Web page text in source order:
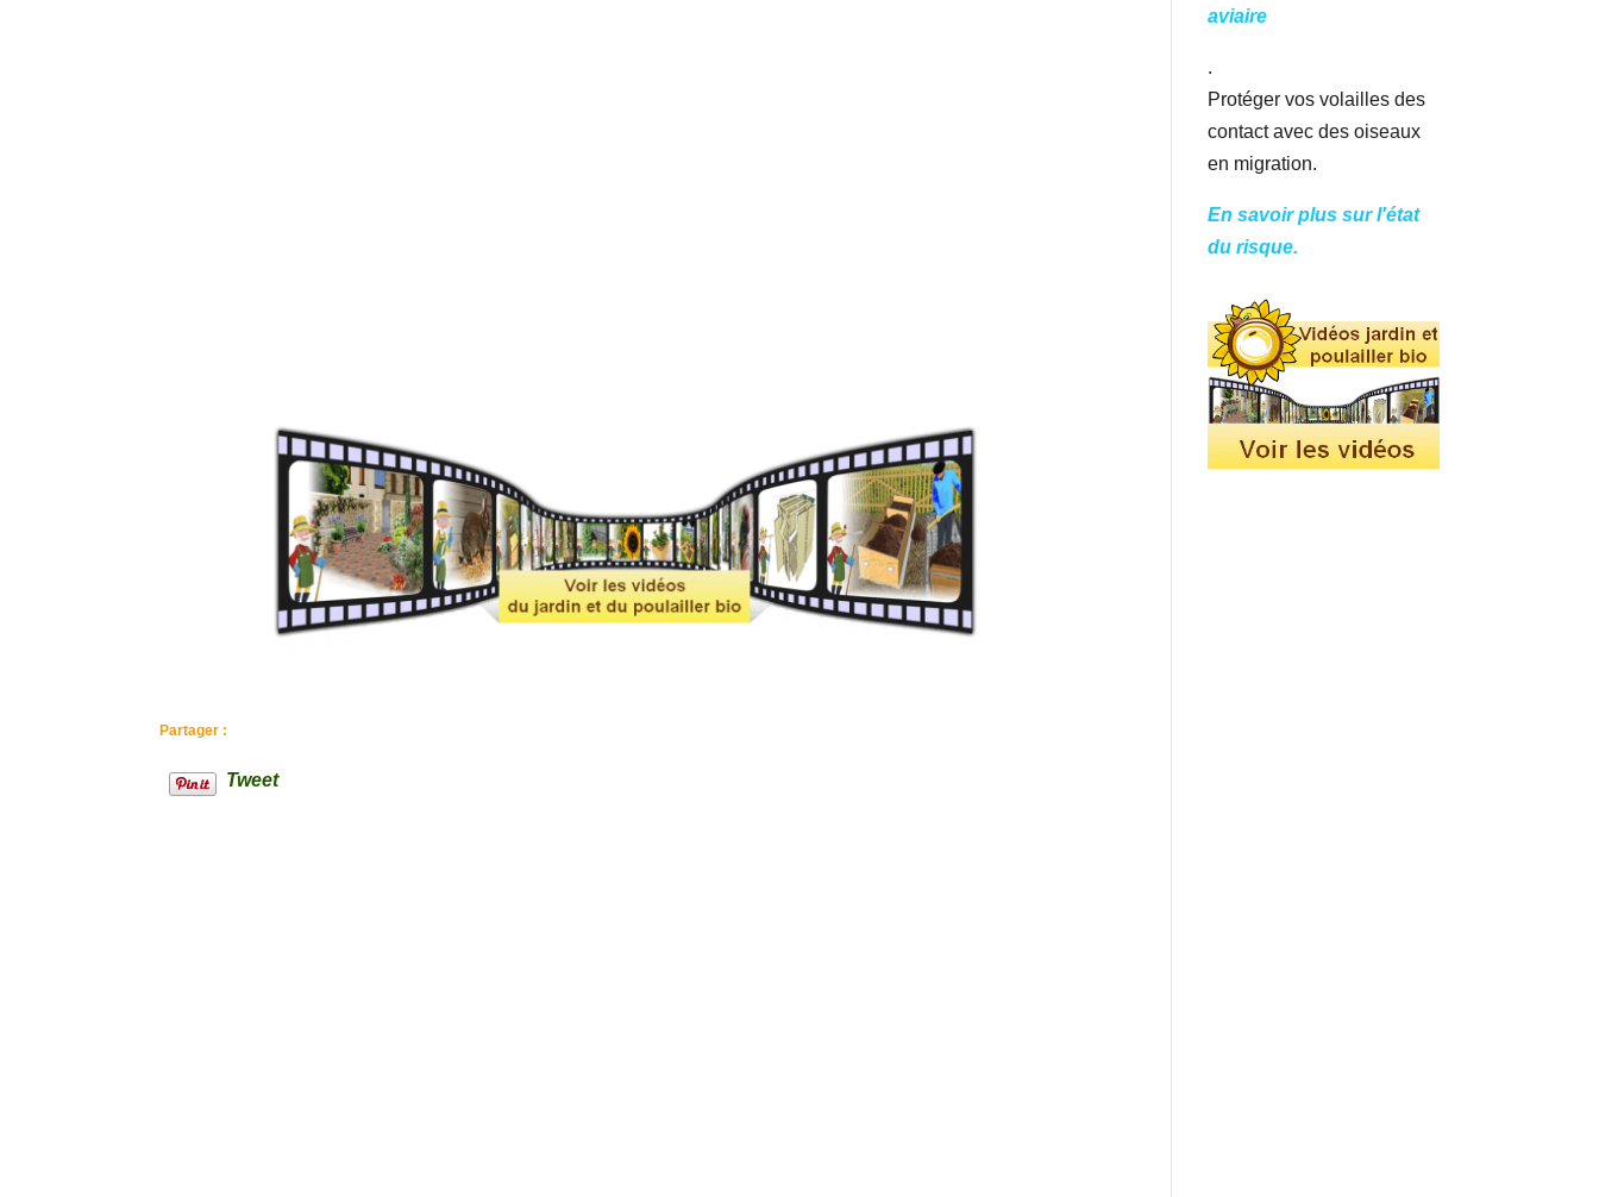
Carottes fourragères pour les
L'herbe pour les lapins
Nourrir les lapereaux
La bonne conduite d'un
Partager :
Tweet
aviaire
.
Protéger vos volailles des
contact avec des oiseaux
en migration.
En savoir plus sur l'état
du risque.